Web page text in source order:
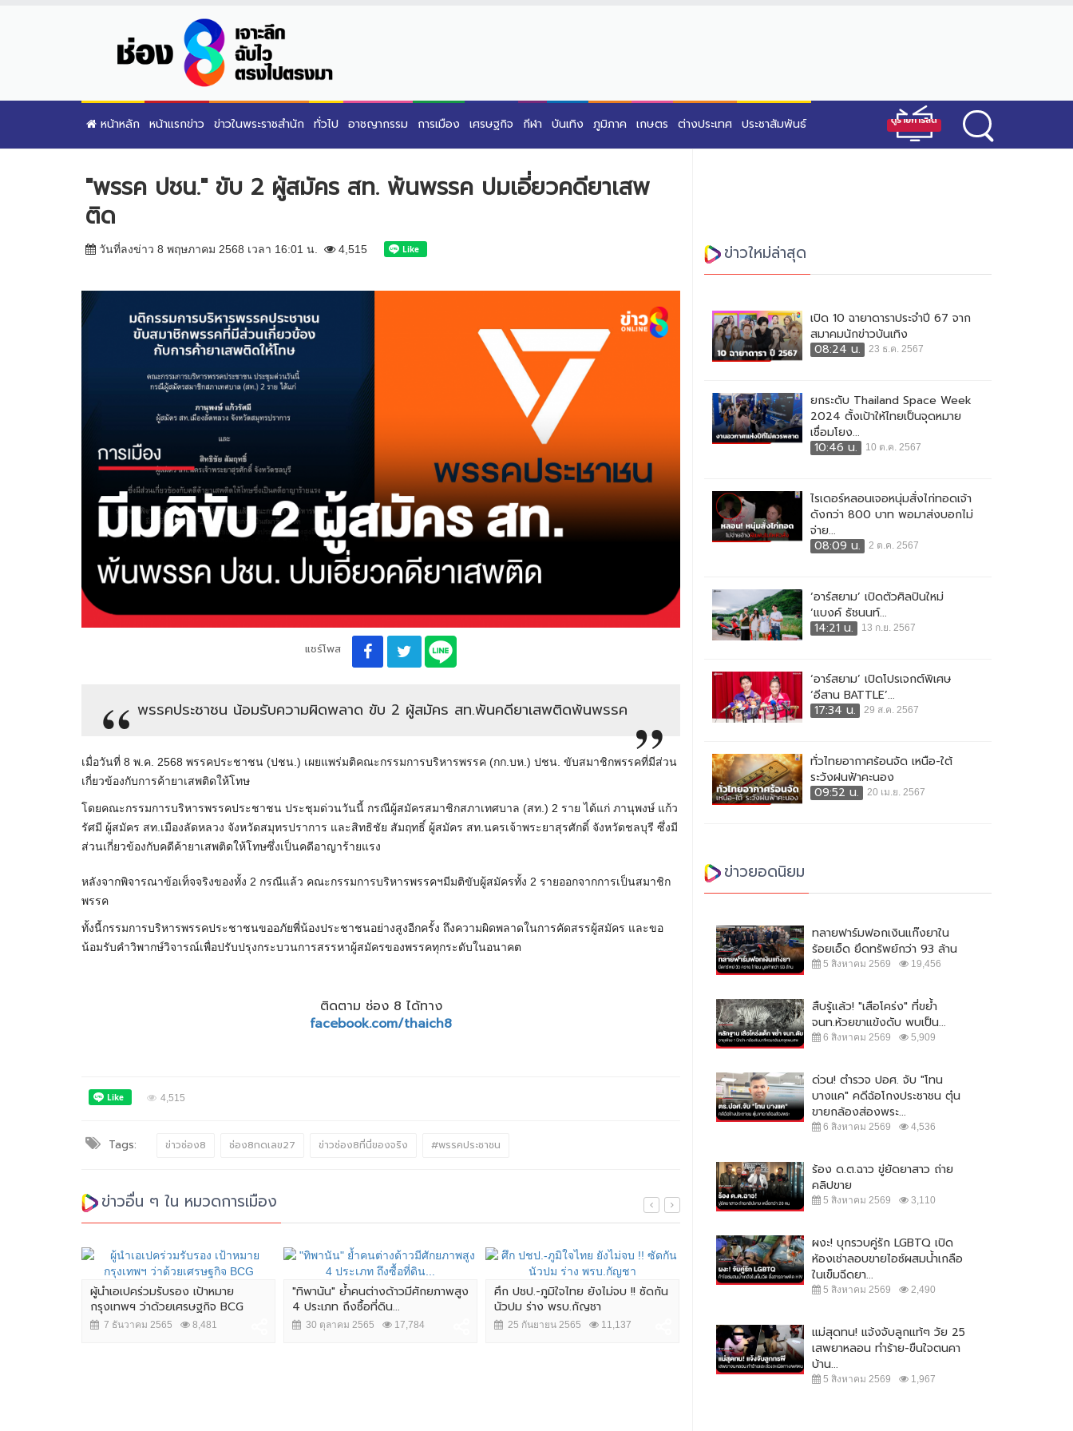
หน้าหลัก หน้าแรกข่าว ข่าวในพระราชสำนัก ทั่วไป อาชญากรรม การเมือง เศรษฐกิจ กีฬา บันเทิง ภูมิภาค เกษตร ต่างประเทศ ประชาสัมพันธ์
"พรรค ปชน." ขับ 2 ผู้สมัคร สท. พ้นพรรค ปมเอี่ยวคดียาเสพ
ติด
วันที่ลงข่าว 8 พฤษภาคม 2568 เวลา 16:01 น. 4,515
แชร์โพส
พรรคประชาชน น้อมรับความผิดพลาด ขับ 2 ผู้สมัคร สท.พันคดียาเสพติดพ้นพรรค
เมื่อวันที่ 8 พ.ค. 2568 พรรคประชาชน (ปชน.) เผยแพร่มติคณะกรรมการบริหารพรรค (กก.บห.) ปชน. ขับสมาชิกพรรคที่มีส่วน
เกี่ยวข้องกับการค้ายาเสพติดให้โทษ
โดยคณะกรรมการบริหารพรรคประชาชน ประชุมด่วนวันนี้ กรณีผู้สมัครสมาชิกสภาเทศบาล (สท.) 2 ราย ได้แก่ ภานุพงษ์ แก้ว
รัศมี ผู้สมัคร สท.เมืองลัดหลวง จังหวัดสมุทรปราการ และสิทธิชัย สัมฤทธิ์ ผู้สมัคร สท.นครเจ้าพระยาสุรศักดิ์ จังหวัดชลบุรี ซึ่งมี
ส่วนเกี่ยวข้องกับคดีค้ายาเสพติดให้โทษซึ่งเป็นคดีอาญาร้ายแรง
หลังจากพิจารณาข้อเท็จจริงของทั้ง 2 กรณีแล้ว คณะกรรมการบริหารพรรคฯมีมติขับผู้สมัครทั้ง 2 รายออกจากการเป็นสมาชิก
พรรค
ทั้งนี้กรรมการบริหารพรรคประชาชนขออภัยพี่น้องประชาชนอย่างสูงอีกครั้ง ถึงความผิดพลาดในการคัดสรรผู้สมัคร และขอ
น้อมรับคำวิพากษ์วิจารณ์เพื่อปรับปรุงกระบวนการสรรหาผู้สมัครของพรรคทุกระดับในอนาคต
ติดตาม ช่อง 8 ได้ทาง
facebook.com/thaich8
4,515
Tags: ข่าวช่อง8 ช่อง8กดเลข27 ข่าวช่อง8ที่นี่ของจริง #พรรคประชาชน
ข่าวอื่น ๆ ใน หมวดการเมือง
ผู้นำเอเปคร่วมรับรอง เป้าหมาย
กรุงเทพฯ ว่าด้วยเศรษฐกิจ BCG
7 ธันวาคม 2565 8,481
"ทิพานัน" ย้ำคนต่างด้าวมีศักยภาพสูง
4 ประเภท ถึงซื้อที่ดิน...
30 ตุลาคม 2565 17,784
ศึก ปชป.-ภูมิใจไทย ยังไม่จบ !! ซัดกัน
นัวปม ร่าง พรบ.กัญชา
25 กันยายน 2565 11,137
"จตุพร" ปลุกมวลชน ออกมาชุมนุม
21 สิงหาคม 2565 20,628
ข้ามแดนไทย-ลาวคึกคัก! "จุรินทร์" ชง
ข่าวใหม่ล่าสุด
เปิด 10 ฉายาดาราประจำปี 67 จาก
สมาคมนักข่าวบันเทิง
08:24 น.
23 ธ.ค. 2567
ยกระดับ Thailand Space Week
2024 ตั้งเป้าให้ไทยเป็นจุดหมาย
เชื่อมโยง...
10:46 น.
10 ต.ค. 2567
ไรเดอร์หลอนเจอหนุ่มสั่งไก่ทอดเจ้า
ดังกว่า 800 บาท พอมาส่งบอกไม่
จ่าย...
08:09 น.
2 ต.ค. 2567
‘อาร์สยาม’ เปิดตัวศิลปินใหม่
‘แบงค์ ธัชนนท์...
14:21 น.
13 ก.ย. 2567
‘อาร์สยาม’ เปิดโปรเจกต์พิเศษ
‘อีสาน BATTLE’...
17:34 น.
29 ส.ค. 2567
ทั่วไทยอากาศร้อนจัด เหนือ-ใต้
ระวังฝนฟ้าคะนอง
09:52 น.
20 เม.ย. 2567
ข่าวยอดนิยม
ทลายฟาร์มฟอกเงินแก๊งยาใน
ร้อยเอ็ด ยึดทรัพย์กว่า 93 ล้าน
5 สิงหาคม 2569 19,456
สืบรู้แล้ว! "เสือโคร่ง" ที่ขย้ำ
จนท.ห้วยขาแข้งดับ พบเป็น...
6 สิงหาคม 2569 5,909
ด่วน! ตำรวจ ปอศ. จับ "โทน
บางแค" คดีฉ้อโกงประชาชน ตุ๋น
ขายกล้องส่องพระ...
6 สิงหาคม 2569 4,536
ร้อง ด.ต.ฉาว ขู่ยัดยาสาว ถ่าย
คลิปขาย
5 สิงหาคม 2569 3,110
ผงะ! บุกรวบคู่รัก LGBTQ เปิด
ห้องเช่าลอบขายไอซ์ผสมน้ำเกลือ
ในเข็มฉีดยา...
5 สิงหาคม 2569 2,490
แม่สุดทน! แจ้งจับลูกแท้ๆ วัย 25
เสพยาหลอน ทำร้าย-ขืนใจตนคา
บ้าน...
5 สิงหาคม 2569 1,967